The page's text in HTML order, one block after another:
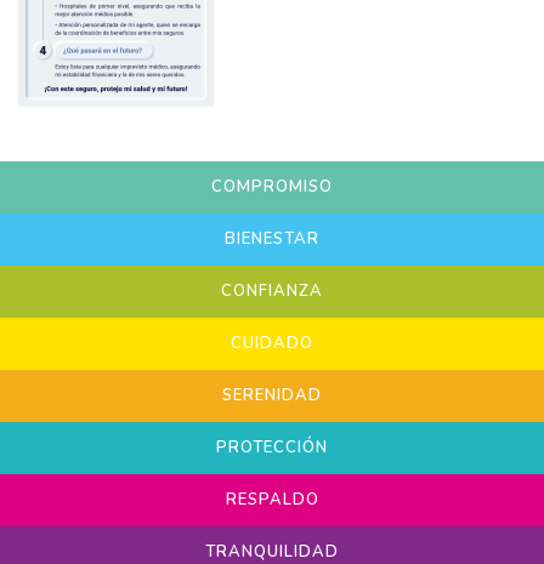
COMPROMISO
BIENESTAR
CONFIANZA
CUIDADO
SERENIDAD
PROTECCIÓN
RESPALDO
TRANQUILIDAD